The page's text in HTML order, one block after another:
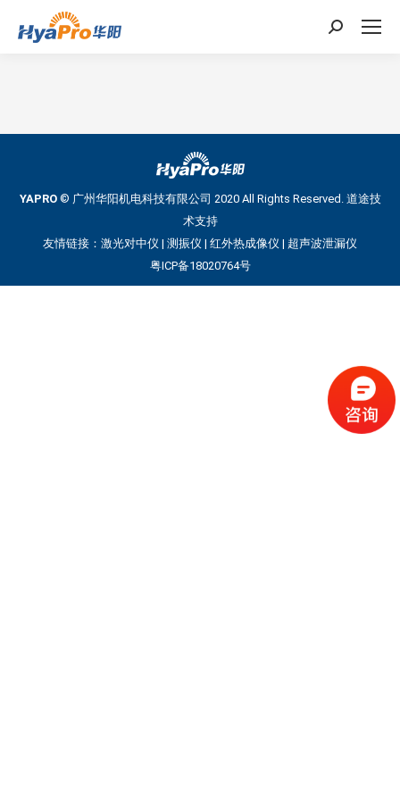
搜
YAPRO© 广州华阳机电科技有限公司 2020 All Rights Reserved. 道途技
术支持
友情链接： 激光对中仪 | 测振仪 | 红外热成像仪 | 超声波泄漏仪
粤ICP备18020764号